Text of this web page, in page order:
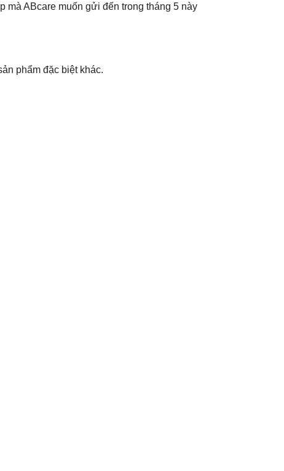
mà ABcare muốn gửi đến trong tháng 5 này
phẩm đặc biệt khác.